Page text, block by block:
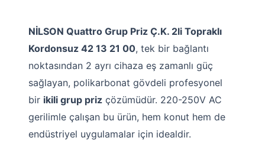
NİLSON Quattro Grup Priz Ç.K. 2li Topraklı
Kordonsuz 42 13 21 00, tek bir bağlantı
noktasından 2 ayrı cihaza eş zamanlı güç
sağlayan, polikarbonat gövdeli profesyonel
bir ikili grup priz çözümüdür. 220-250V AC
gerilimle çalışan bu ürün, hem konut hem de
endüstriyel uygulamalar için idealdir.